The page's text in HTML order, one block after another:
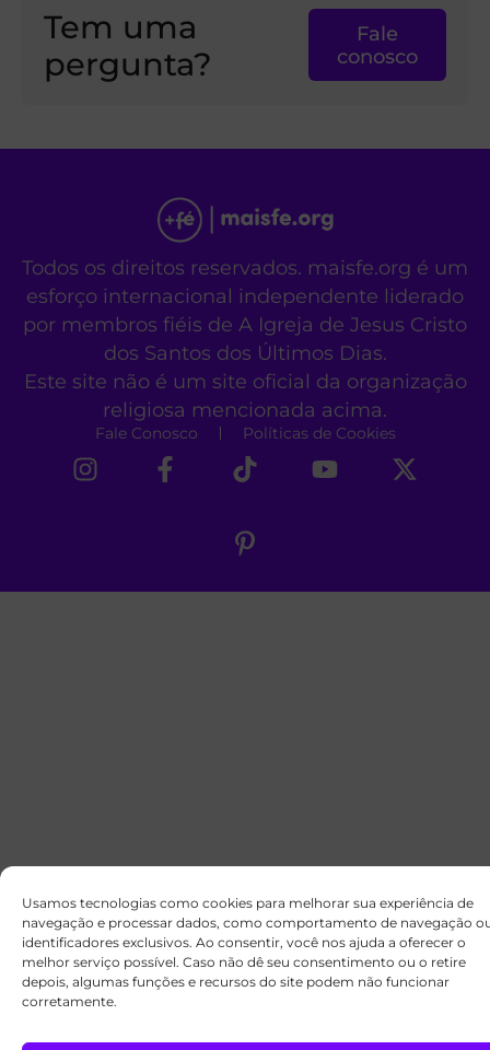
Usamos tecnologias como cookies para melhorar sua experiência de
navegação e processar dados, como comportamento de navegação
identificadores exclusivos. Ao consentir, você nos ajuda a oferecer o
melhor serviço possível. Caso não dê seu consentimento ou o retire
depois, algumas funções e recursos do site podem não funcionar
corretamente.
Tem uma
pergunta?
Fale
conosco
Todos os direitos reservados. maisfe.org é um
esforço internacional independente liderado
por membros fiéis de A Igreja de Jesus Cristo
dos Santos dos Últimos Dias.
Este site não é um site oficial da organização
religiosa mencionada acima.
Fale Conosco Políticas de Cookies